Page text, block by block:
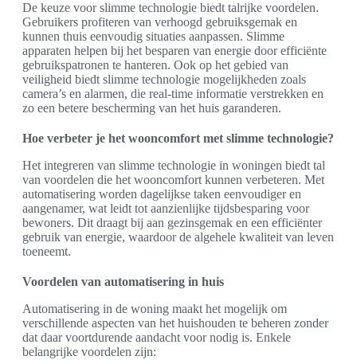
De keuze voor slimme technologie biedt talrijke voordelen.
Gebruikers profiteren van verhoogd gebruiksgemak en
kunnen thuis eenvoudig situaties aanpassen. Slimme
apparaten helpen bij het besparen van energie door efficiënte
gebruikspatronen te hanteren. Ook op het gebied van
veiligheid biedt slimme technologie mogelijkheden zoals
camera’s en alarmen, die real-time informatie verstrekken en
zo een betere bescherming van het huis garanderen.
Hoe verbeter je het wooncomfort met slimme technologie?
Het integreren van slimme technologie in woningen biedt tal
van voordelen die het wooncomfort kunnen verbeteren. Met
automatisering worden dagelijkse taken eenvoudiger en
aangenamer, wat leidt tot aanzienlijke tijdsbesparing voor
bewoners. Dit draagt bij aan gezinsgemak en een efficiënter
gebruik van energie, waardoor de algehele kwaliteit van leven
toeneemt.
Voordelen van automatisering in huis
Automatisering in de woning maakt het mogelijk om
verschillende aspecten van het huishouden te beheren zonder
dat daar voortdurende aandacht voor nodig is. Enkele
belangrijke voordelen zijn: